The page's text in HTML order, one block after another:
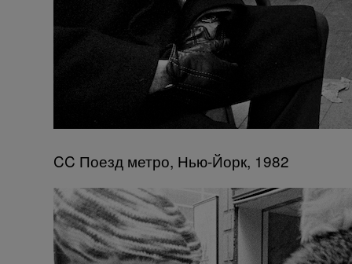
CC Поезд метро, Нью-Йорк, 1982